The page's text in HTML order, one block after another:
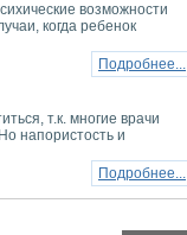
возможности
когда ребенок
Подробнее...
т.к. многие врачи
напористость и
Подробнее...